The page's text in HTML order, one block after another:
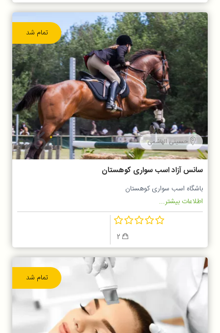
تمام شد
حسینی الهاشمی
سانس آزاد اسب سواری کوهستان
باشگاه اسب سواری کوهستان
اطلاعات بیشتر...
تمام شد